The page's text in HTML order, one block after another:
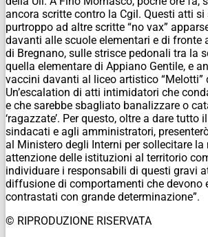
ancora scritte contro la Cgil. Questi atti
purtroppo ad altre scritte “no vax”
davanti alle scuole elementari e di fronte
di Bregnano, sulle strisce pedonali tra la
quella elementare di Appiano Gentile, e
vaccini davanti al liceo artistico “Melotti”
Un’escalation di atti intimidatori che
e che sarebbe sbagliato banalizzare o
‘ragazzate’. Per questo, oltre a dare tutto
sindacati e agli amministratori,
al Ministero degli Interni per sollecitare la
attenzione delle istituzioni al territorio
individuare i responsabili di questi gravi
diffusione di comportamenti che devono
contrastati con grande determinazione”.
© RIPRODUZIONE RISERVATA